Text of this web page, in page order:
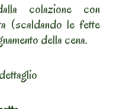
colazione con
(scaldando le fette
della cena.